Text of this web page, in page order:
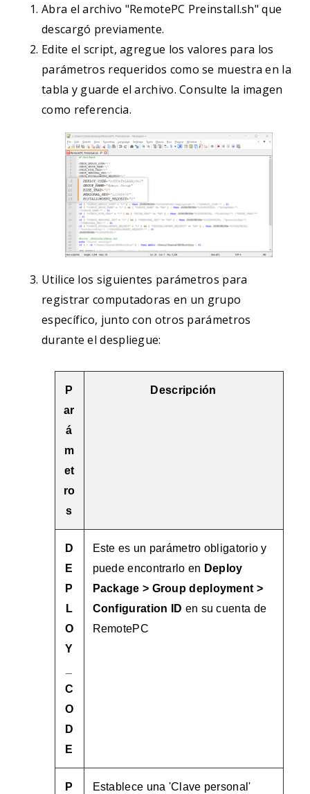
Abra el archivo "RemotePC Preinstall.sh" que
descargó previamente.
Edite el script, agregue los valores para los
parámetros requeridos como se muestra en la
tabla y guarde el archivo. Consulte la imagen
como referencia.
Utilice los siguientes parámetros para
registrar computadoras en un grupo
específico, junto con otros parámetros
durante el despliegue:
P
ar
á
m
et
ro
s
Descripción
D
E
P
L
O
Y
C
O
D
E
Este es un parámetro obligatorio y
puede encontrarlo en Deploy
Package > Group deployment >
Configuration ID en su cuenta de
RemotePC
P
Establece una 'Clave personal'